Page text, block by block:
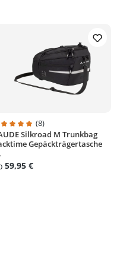
von 5 SternenBewertung
(8)
Silkroad M Trunkbag
Gepäckträgertasche
59,95 €